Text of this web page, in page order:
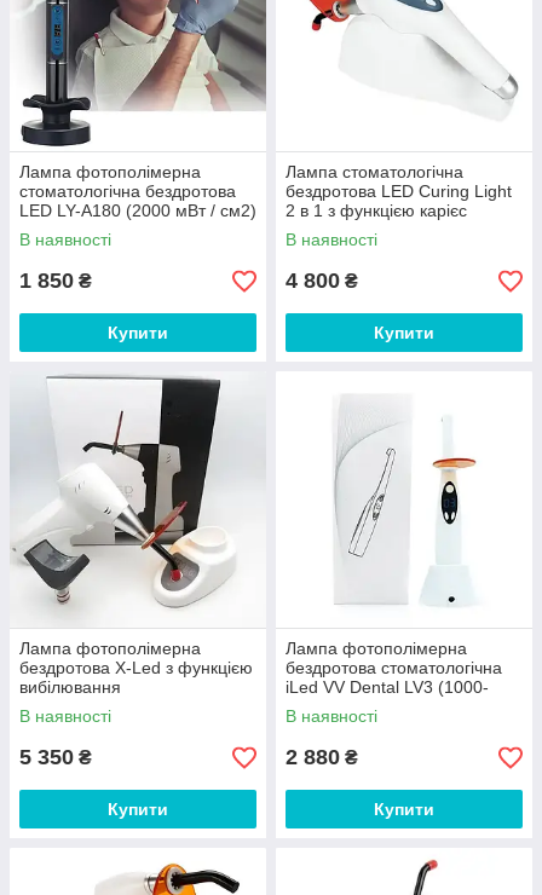
Лампа фотополімерна
стоматологічна бездротова
LED LY-A180 (2000 мВт / см2)
В наявності
1 850 ₴
Купити
Лампа стоматологічна
бездротова LED Curing Light
2 в 1 з функцією карієс
детектора
В наявності
4 800 ₴
Купити
Лампа фотополімерна
бездротова X-Led з функцією
вибілювання
В наявності
5 350 ₴
Купити
Лампа фотополімерна
бездротова стоматологічна
iLed VV Dental LV3 (1000-
2200 мВт/см2) на підставці
В наявності
2 880 ₴
Купити